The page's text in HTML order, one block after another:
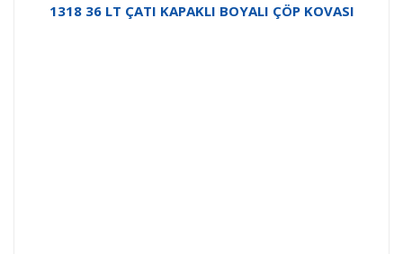
1318 36 LT ÇATI KAPAKLI BOYALI ÇÖP KOVASI